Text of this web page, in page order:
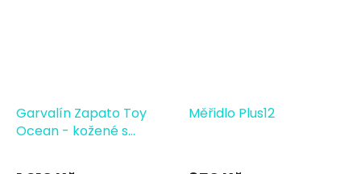
Garvalín Zapato Toy
Ocean - kožené s
Měřidlo Plus12